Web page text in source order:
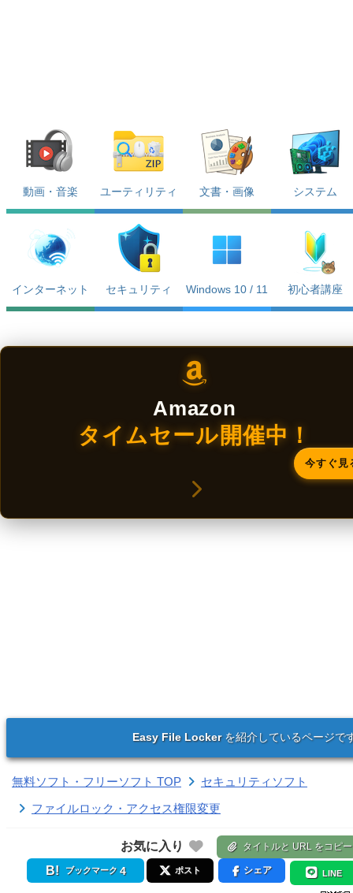
動画・音楽 ユーティリティ 文書・画像 システム
インターネット セキュリティ Windows 10 / 11 初心者講座
Amazon
タイムセール開催中！
今すぐ見
Easy File Lockerを紹介しているページで
無料ソフト・フリーソフト TOP
セキュリティソフト
ファイルロック・アクセス権限変更
お気に入り タイトルと URL をコピー
ブックマーク 4 ポスト シェア LINE